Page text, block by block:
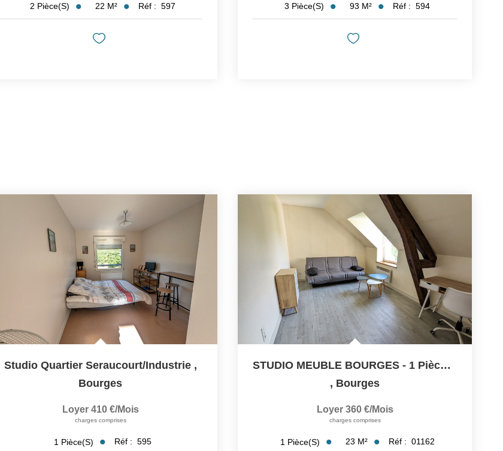
2 Pièce(s) 22 M² Réf : 597 3 Pièce(s) 93 M² Réf : 594
Studio Quartier Seraucourt/Industrie ,
Bourges
Loyer 410 €/mois
charges comprises
1 Pièce(s) Réf : 595
STUDIO MEUBLE BOURGES - 1 Pièce- 23 M2
, Bourges
Loyer 360 €/mois
charges comprises
1 Pièce(s) 23 M² Réf : 01162